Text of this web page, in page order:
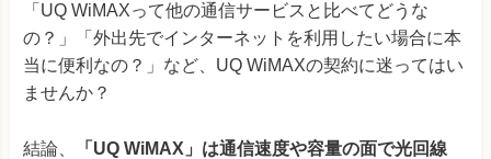
「UQ WiMAXって他の通信サービスと比べてどうな
の？」「外出先でインターネットを利用したい場合に本
当に便利なの？」など、UQ WiMAXの契約に迷ってはい
ませんか？
結論、
「UQ WiMAX」は通信速度や容量の面で光回線